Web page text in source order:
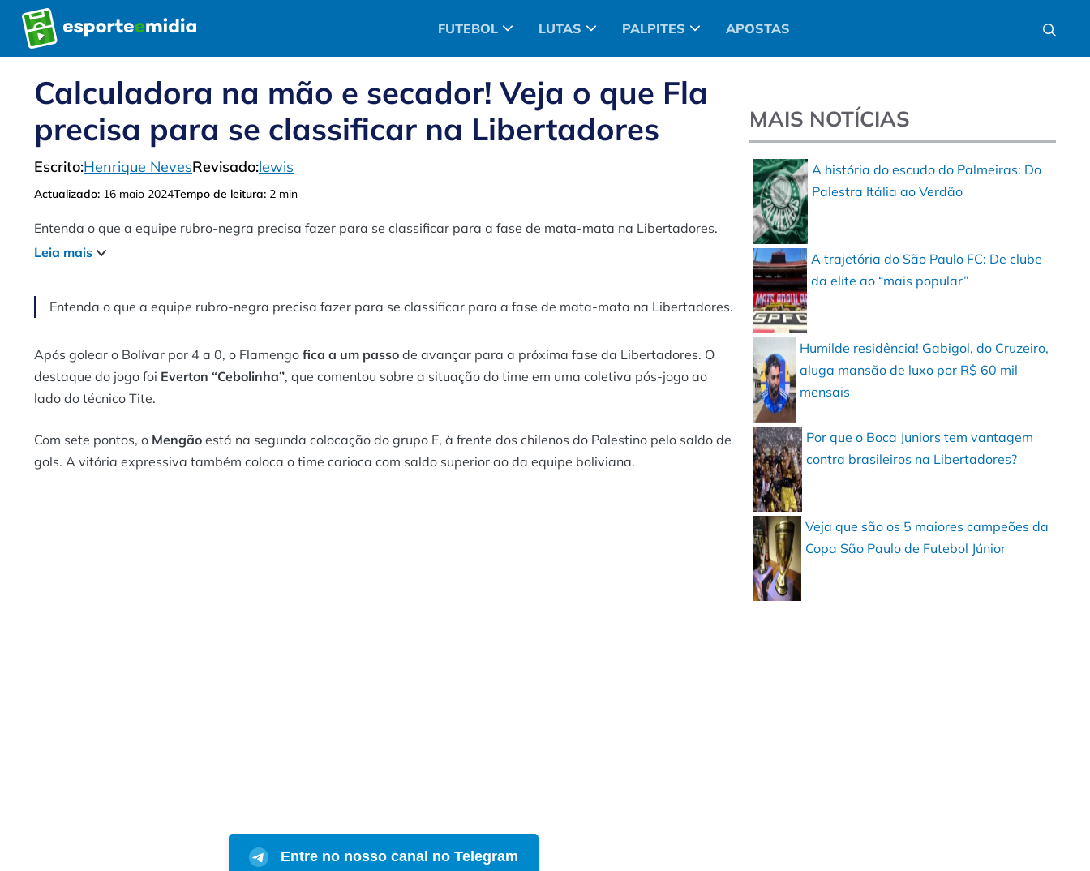
Pular
para
o
FUTEBOL LUTAS PALPITES APOSTAS
Calculadora na mão e secador! Veja o que Fla
precisa para se classificar na Libertadores
Escrito:Henrique NevesRevisado:lewis
Actualizado: 16 maio 2024Tempo de leitura: 2 min
Entenda o que a equipe rubro-negra precisa fazer para se classificar para a fase de mata-mata na Libertadores.
Leia mais
Entenda o que a equipe rubro-negra precisa fazer para se classificar para a fase de mata-mata na Libertadores.
Após golear o Bolívar por 4 a 0, o Flamengo fica a um passo de avançar para a próxima fase da Libertadores. O
destaque do jogo foi Everton “Cebolinha”, que comentou sobre a situação do time em uma coletiva pós-jogo ao
lado do técnico Tite.
Com sete pontos, o Mengão está na segunda colocação do grupo E, à frente dos chilenos do Palestino pelo saldo de
gols. A vitória expressiva também coloca o time carioca com saldo superior ao da equipe boliviana.
Entre no nosso canal no Telegram
MAIS NOTÍCIAS
A história do escudo do Palmeiras: Do
Palestra Itália ao Verdão
A trajetória do São Paulo FC: De clube
da elite ao “mais popular”
Humilde residência! Gabigol, do Cruzeiro,
aluga mansão de luxo por R$ 60 mil
mensais
Por que o Boca Juniors tem vantagem
contra brasileiros na Libertadores?
Veja que são os 5 maiores campeões da
Copa São Paulo de Futebol Júnior